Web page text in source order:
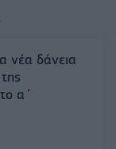
νέα δάνεια
α΄